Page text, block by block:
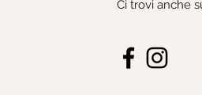
Ci trovi anche